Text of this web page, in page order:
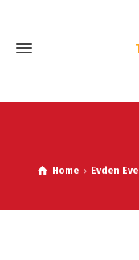
Home Evden